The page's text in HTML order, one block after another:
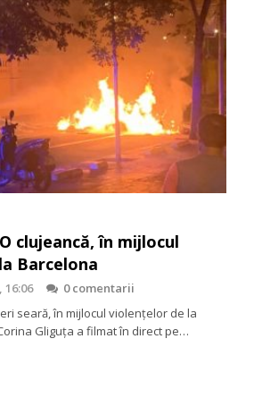
clujeancă, în mijlocul
Barcelona
16:06
0 comentarii
seară, în mijlocul violențelor de la
Gliguța a filmat în direct pe…